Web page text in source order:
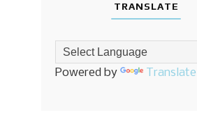
TRANSLATE
Powered by Translate